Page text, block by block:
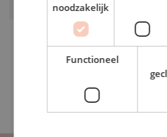
0020006noodzakelijk
Functioneel